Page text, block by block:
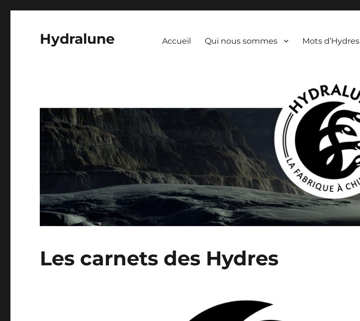
Hydralune Accueil Qui nous sommes Mots d’Hydres
Les carnets des Hydres